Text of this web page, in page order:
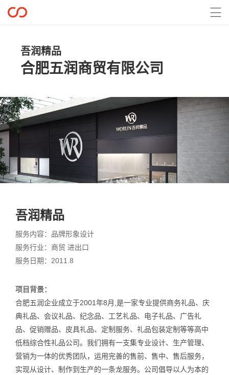

吾润精品
合肥五润商贸有限公司
吾润精品
服务内容：品牌形象设计
服务行业：商贸 进出口
服务日期：2011.8
项目背景：
合肥五润企业成立于2001年8月,是一家专业提供商务礼品、庆
典礼品、会议礼品、纪念品、工艺礼品、电子礼品、广告礼
品、促销赠品、皮具礼品、定制服务、礼品包装定制等等高中
低档综合性礼品公司。我们拥有一支集专业设计、生产管理、
营销为一体的优秀团队，运用完善的售前、售中、售后服务，
实现从设计、制作到生产的一条龙服务。公司倡导以人为本的